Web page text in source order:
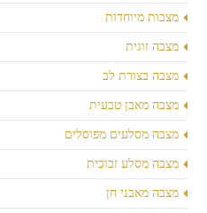
מצבות מיוחדות
מצבה זוגית
מצבה בצורת לב
מצבה מאבן טבעית
מצבה מסלעים מפוסלים
מצבה מסלע זכוכית
מצבה מאבני חן